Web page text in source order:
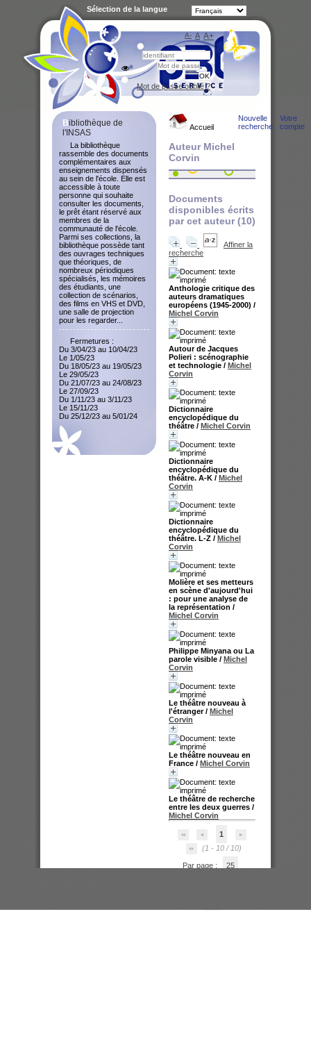
Accueil
Nouvelle
recherche
Votre
compte
Auteur Michel
Corvin
Documents
disponibles écrits
par cet auteur (10)
Affiner la
recherche
Anthologie critique des
auteurs dramatiques
européens (1945-2000) /
Michel Corvin
Autour de Jacques
Polieri : scénographie
et technologie / Michel
Corvin
Dictionnaire
encyclopédique du
théâtre / Michel Corvin
Dictionnaire
encyclopédique du
théâtre. A-K / Michel
Corvin
Dictionnaire
encyclopédique du
théâtre. L-Z / Michel
Corvin
Molière et ses metteurs
en scène d'aujourd'hui
: pour une analyse de
la représentation /
Michel Corvin
Philippe Minyana ou La
parole visible / Michel
Corvin
Le théâtre nouveau à
l'étranger/ Michel
Corvin
Le théâtre nouveau en
France / Michel Corvin
Le théâtre de recherche
entre les deux guerres /
Michel Corvin
1
(1 - 10 / 10)
Par page : 25
Bibliothèque de
l'INSAS
La bibliothèque
rassemble des documents
complémentaires aux
enseignements dispensés
au sein de l'école. Elle est
accessible à toute
personne qui souhaite
consulter les documents,
le prêt étant réservé aux
membres de la
communauté de l'école.
Parmi ses collections, la
bibliothèque possède tant
des ouvrages techniques
que théoriques, de
nombreux périodiques
spécialisés, les mémoires
des étudiants, une
collection de scénarios,
des films en VHS et DVD,
une salle de projection
pour les regarder...
Fermetures :
Du 3/04/23 au 10/04/23
Le 1/05/23
Du 18/05/23 au 19/05/23
Le 29/05/23
Du 21/07/23 au 24/08/23
Le 27/09/23
Du 1/11/23 au 3/11/23
Le 15/11/23
Du 25/12/23 au 5/01/24
A- A A+
Sélection de la langue
Mot de passe oublié ?